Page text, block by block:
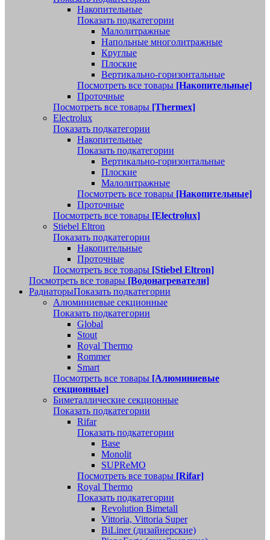
Накопительные
Показать подкатегории
Малолитражные
Напольные многолитражные
Круглые
Плоские
Вертикально-горизонтальные
Посмотреть все товары [Накопительные]
Проточные
Посмотреть все товары [Thermex]
Electrolux
Показать подкатегории
Накопительные
Показать подкатегории
Вертикально-горизонтальные
Плоские
Малолитражные
Посмотреть все товары [Накопительные]
Проточные
Посмотреть все товары [Electrolux]
Stiebel Eltron
Показать подкатегории
Накопительные
Проточные
Посмотреть все товары [Stiebel Eltron]
Посмотреть все товары [Водонагреватели]
РадиаторыПоказать подкатегории
Алюминиевые секционные
Показать подкатегории
Global
Stout
Royal Thermo
Rommer
Smart
Посмотреть все товары [Алюминиевые
секционные]
Биметаллические секционные
Показать подкатегории
Rifar
Показать подкатегории
Base
Monolit
SUPReMO
Посмотреть все товары [Rifar]
Royal Thermo
Показать подкатегории
Revolution Bimetall
Vittoria, Vittoria Super
BiLiner (дизайнерские)